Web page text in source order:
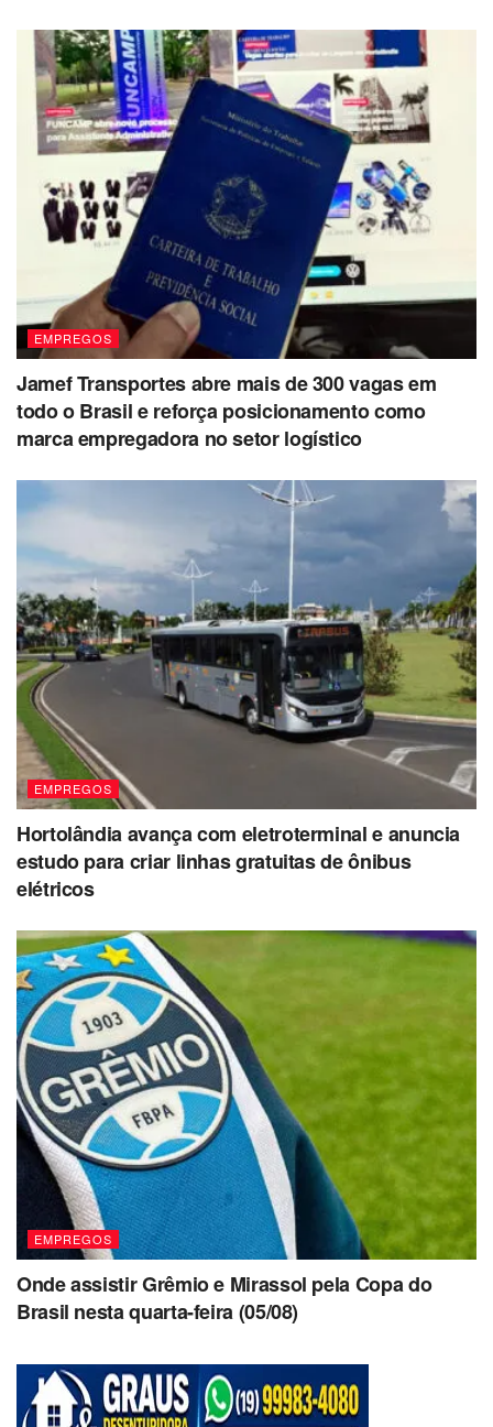
Vendedora– 1 vaga
EMPREGOS
Jamef Transportes abre mais de 300 vagas em
todo o Brasil e reforça posicionamento como
marca empregadora no setor logístico
EMPREGOS
Hortolândia avança com eletroterminal e anuncia
estudo para criar linhas gratuitas de ônibus
elétricos
EMPREGOS
Onde assistir Grêmio e Mirassol pela Copa do
Brasil nesta quarta-feira (05/08)